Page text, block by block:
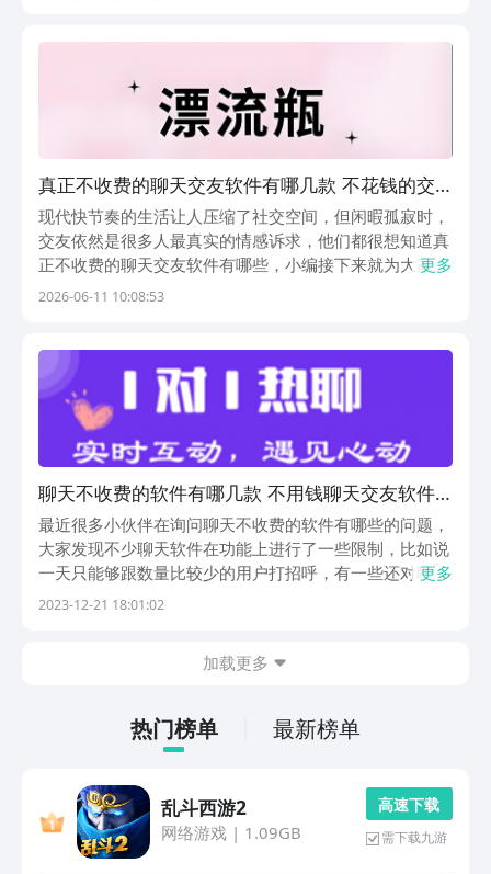
真正不收费的聊天交友软件有哪几款 不花钱的交
友app介绍
现代快节奏的生活让人压缩了社交空间，但闲暇孤寂时，
交友依然是很多人最真实的情感诉求，他们都很想知道真
正不收费的聊天交友软件有哪些，小编接下来就为大家介
绍几个不需要付款的交友平台，而它们都可以从最安全的
更多
2026-06-11 10:08:53
聊天不收费的软件有哪几款 不用钱聊天交友软件
分享
最近很多小伙伴在询问聊天不收费的软件有哪些的问题，
大家发现不少聊天软件在功能上进行了一些限制，比如说
一天只能够跟数量比较少的用户打招呼，有一些还对聊天
的条数有限制，没有办法自由聊天，想要继续只能开会员
更多
2023-12-21 18:01:02
加载更多
热门榜单 最新榜单
乱斗西游2
网络游戏| 1.09GB
高 速 下 载
需下载九游